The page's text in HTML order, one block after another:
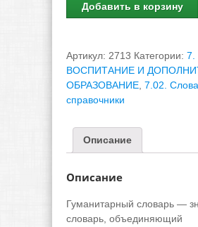
Добавить в корзину
Артикул: 2713 Категории: 7.
ВОСПИТАНИЕ И
ОБРАЗОВАНИЕ 7.02.
справочники
Описание
Описание
Гуманитарный словарь —
словарь, объединяющий